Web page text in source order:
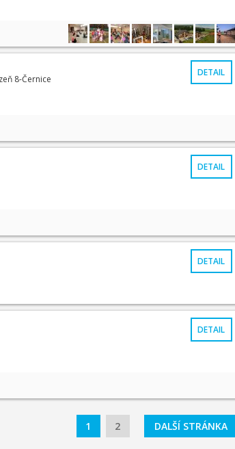
8-Černice
DETAIL
DETAIL
DETAIL
DETAIL
1 2 DALŠÍ STRÁNKA